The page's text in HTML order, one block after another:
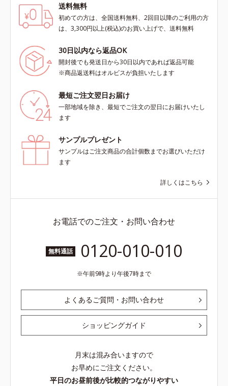
送料無料
初めての方は、全国送料無料、2回目以降のご利用の方
は、3,300円以上(税込)のお買い上げで、送料無料
30日以内なら返品OK
開封後でも発送日から30日以内であれば返品可能
※商品返送料はオルビスが負担いたします
最短ご注文翌日お届け
一部地域を除き、最短でご注文の翌日にお届けいたし
ます
サンプルプレゼント
サンプルはご注文商品の合計個数までお選びいただけ
ます
詳しくはこちら
お電話でのご注文・お問い合わせ
無料通話 0120-010-010
午前9時より午後7時まで
よくあるご質問・お問い合わせ
ショッピングガイド
月末は混み合いますので
お早めにご注文ください。
平日のお昼前後が比較的つながりやすい